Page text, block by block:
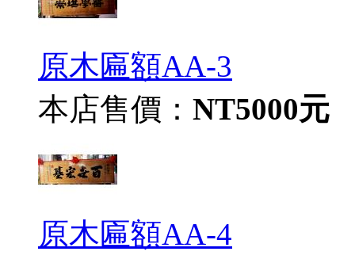
原木匾額AA-3
本店售價： NT5000元
原木匾額AA-4